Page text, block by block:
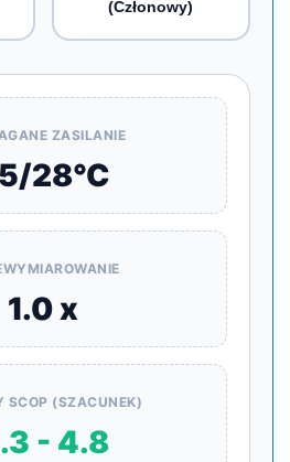
(Członowy)
ZASILANIE
28°C
1.0 x
SCOP (SZACUNEK)
- 4.8